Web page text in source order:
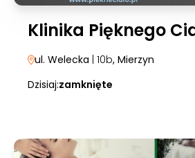
Klinika Pięknego
ul. Welecka | 10b, Mierzyn
Dzisiaj:zamknięte